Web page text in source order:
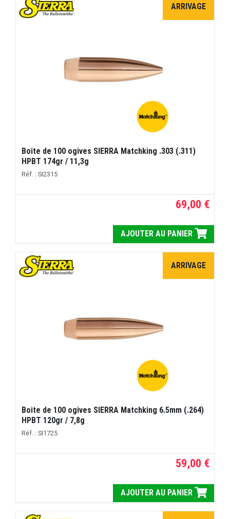
ARRIVAGE
Boite de 100 ogives SIERRA Matchking .303 (.311)
HPBT 174gr / 11,3g
Réf. : SI2315
69,00 €
AJOUTER AU PANIER
ARRIVAGE
Boite de 100 ogives SIERRA Matchking 6.5mm (.264)
HPBT 120gr / 7,8g
Réf. : SI1725
59,00 €
AJOUTER AU PANIER